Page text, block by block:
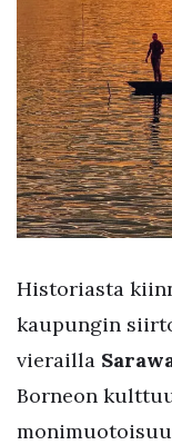
Historiasta
kaupungin
vierailla
Borneon